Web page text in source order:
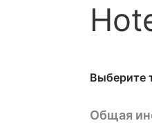
Выберите
Общая